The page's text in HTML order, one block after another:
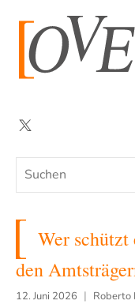
springen
Suchen
Twitter
Wer
den
12. Juni 2026 Roberto